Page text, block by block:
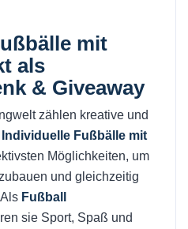
mit
als
& Giveaway
zählen kreative und
Individuelle Fußbälle mit
Möglichkeiten, um
und gleichzeitig
Fußball
sie Sport, Spaß und